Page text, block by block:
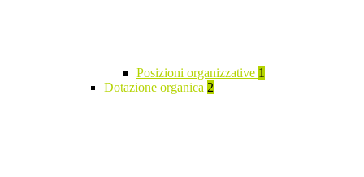
Posizioni organizzative 1
Dotazione organica 2